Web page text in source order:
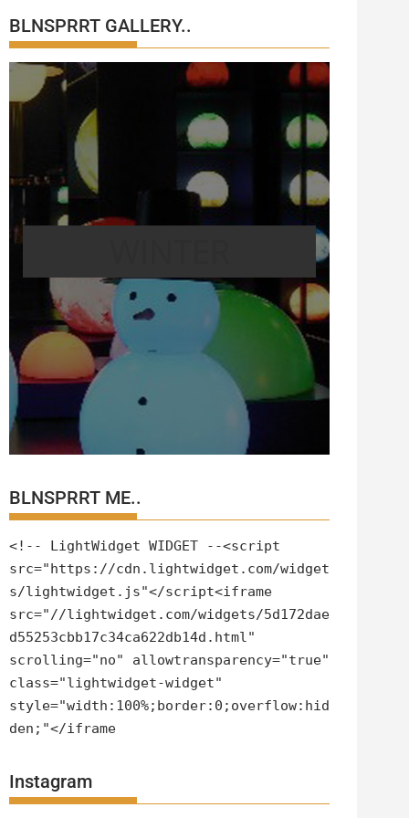
BLNSPRRT GALLERY..
BLNSPRRT ME..
<!-- LightWidget WIDGET --<script
src="https://cdn.lightwidget.com/widget
s/lightwidget.js"</script<iframe
src="//lightwidget.com/widgets/5d172dae
d55253cbb17c34ca622db14d.html"
scrolling="no" allowtransparency="true"
class="lightwidget-widget"
style="width:100%;border:0;overflow:hid
den;"</iframe
Instagram